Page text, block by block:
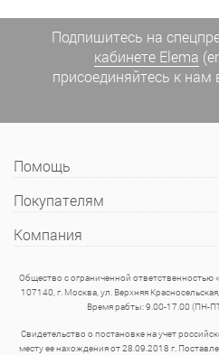
Подпишитесь на
кабинете Elema
присоединяйтесь к нам
Помощь
Покупателям
Компания
Общество с ограниченной ответственностью
107140, г. Москва, ул. Верхняя
Время рабты: 9.00-17.00 (ПН-
Свидетельство о постановке на учет
месту ее нахождения от 28.09.2018 г.